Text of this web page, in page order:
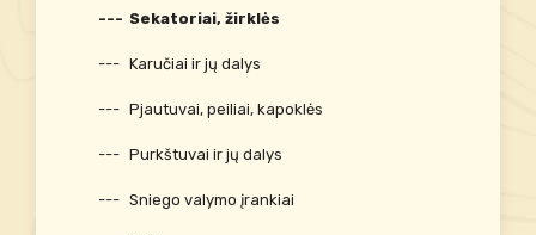
Sekatoriai, žirklės
Karučiai ir jų dalys
Pjautuvai, peiliai, kapoklės
Purkštuvai ir jų dalys
Sniego valymo įrankiai